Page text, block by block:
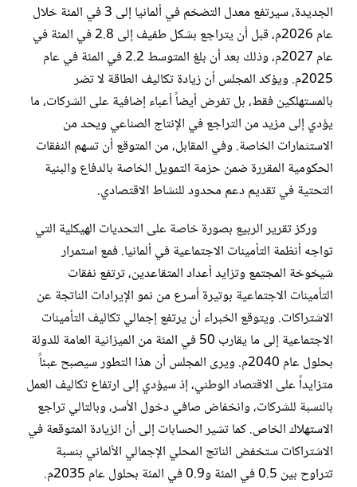
الجديدة، سيرتفع معدل التضخم في ألمانيا إلى 3 في المئة خلال
عام 2026م، قبل أن يتراجع بشكل طفيف إلى 2.8 في المئة في
عام 2027م، وذلك بعد أن بلغ المتوسط 2.2 في المئة في عام
2025م. ويؤكد المجلس أن زيادة تكاليف الطاقة لا تضر
بالمستهلكين فقط، بل تفرض أيضاً أعباء إضافية على الشركات، ما
يؤدي إلى مزيد من التراجع في الإنتاج الصناعي ويحد من
الاستثمارات الخاصة. وفي المقابل، من المتوقع أن تسهم النفقات
الحكومية المقررة ضمن حزمة التمويل الخاصة بالدفاع والبنية
التحتية في تقديم دعم محدود للنشاط الاقتصادي.
وركز تقرير الربيع بصورة خاصة على التحديات الهيكلية التي
تواجه أنظمة التأمينات الاجتماعية في ألمانيا. فمع استمرار
شيخوخة المجتمع وتزايد أعداد المتقاعدين، ترتفع نفقات
التأمينات الاجتماعية بوتيرة أسرع من نمو الإيرادات الناتجة عن
الاشتراكات. ويتوقع الخبراء أن يرتفع إجمالي تكاليف التأمينات
الاجتماعية إلى ما يقارب 50 في المئة من الميزانية العامة للدولة
بحلول عام 2040م. ويرى المجلس أن هذا التطور سيصبح عبئاً
متزايداً على الاقتصاد الوطني، إذ سيؤدي إلى ارتفاع تكاليف العمل
بالنسبة للشركات، وانخفاض صافي دخول الأسر، وبالتالي تراجع
الاستهلاك الخاص. كما تشير الحسابات إلى أن الزيادة المتوقعة في
الاشتراكات ستخفض الناتج المحلي الإجمالي الألماني بنسبة
تتراوح بين 0.5 في المئة و0.9 في المئة بحلول عام 2035م.